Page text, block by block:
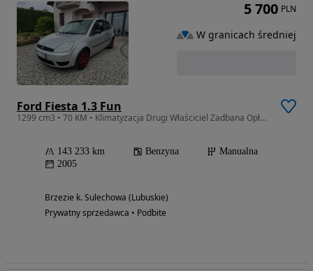
Ford Fiesta 1.3 Fun
1299 cm3 • 70 KM • Klimatyzacja Drugi Właściciel Zadbana Opłacona Faktura Marża
143 233 km Benzyna
Manualna
2005
Brzezie k. Sulechowa (Lubuskie)
Prywatny sprzedawca • Podbite
5 700 PLN
W granicach średniej